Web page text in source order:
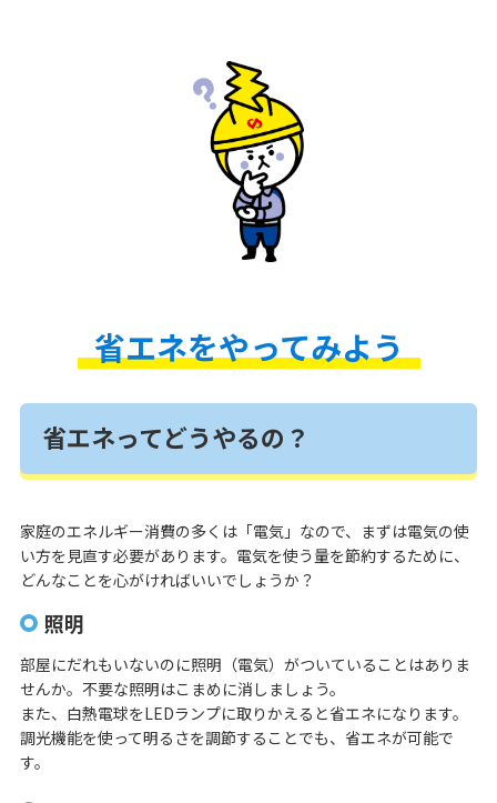
省エネをやってみよう
省エネってどうやるの？
家庭のエネルギー消費の多くは「電気」なので、まずは電気の使
い方を見直す必要があります。電気を使う量を節約するために、
どんなことを心がければいいでしょうか？
照明
部屋にだれもいないのに照明（電気）がついていることはありま
せんか。不要な照明はこまめに消しましょう。
また、白熱電球をLEDランプに取りかえると省エネになります。
調光機能を使って明るさを調節することでも、省エネが可能で
す。